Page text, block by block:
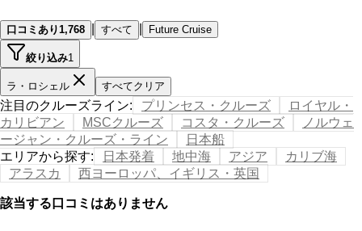
口コミあり1,768 すべて Future Cruise
絞り込み1
ラ・ロシェル すべてクリア
注目のクルーズライン: プリンセス・クルーズ
ロイヤル・
カリビアン
MSCクルーズ コスタ・クルーズ
ノルウェ
ージャン・クルーズ・ライン
日本船
エリアから探す: 日本発着 地中海 アジア
カリブ海
アラスカ
西ヨーロッパ、イギリス・英国
該当する口コミはありません